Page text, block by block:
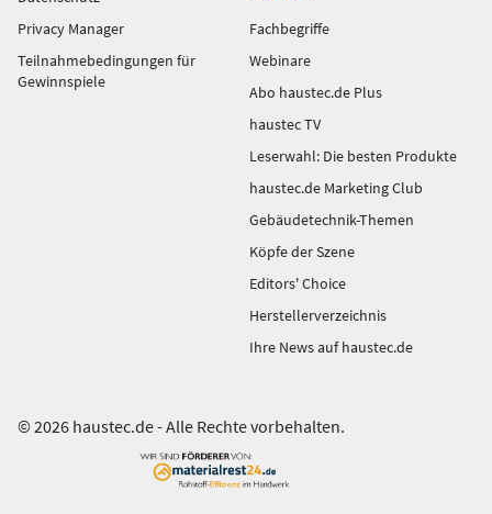
Privacy Manager
Teilnahmebedingungen für
Gewinnspiele
Fachbegriffe
Webinare
Abo haustec.de Plus
haustec TV
Leserwahl: Die besten Produkte
haustec.de Marketing Club
Gebäudetechnik-Themen
Köpfe der Szene
Editors' Choice
Herstellerverzeichnis
Ihre News auf haustec.de
© 2026 haustec.de - Alle Rechte vorbehalten.